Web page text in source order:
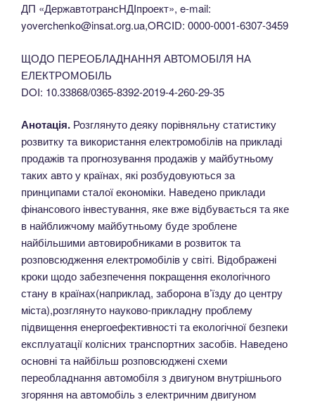
ДП «ДержавтотрансНДІпроект», e-mail:
yoverchenko@insat.org.ua,ORCID: 0000-0001-6307-3459
ЩОДО ПЕРЕОБЛАДНАННЯ АВТОМОБІЛЯ НА
ЕЛЕКТРОМОБІЛЬ
DOI: 10.33868/0365-8392-2019-4-260-29-35
Анотація. Розглянуто деяку порівняльну статистику
розвитку та використання електромобілів на прикладі
продажів та прогнозування продажів у майбутньому
таких авто у країнах, які розбудовуються за
принципами сталої економіки. Наведено приклади
фінансового інвестування, яке вже відбувається та яке
в найближчому майбутньому буде зроблене
найбільшими автовиробниками в розвиток та
розповсюдження електромобілів у світі. Відображені
кроки щодо забезпечення покращення екологічного
стану в країнах(наприклад, заборона в’їзду до центру
міста),розглянуто науково-прикладну проблему
підвищення енергоефективності та екологічної безпеки
експлуатації колісних транспортних засобів. Наведено
основні та найбільш розповсюджені схеми
переобладнання автомобіля з двигуном внутрішнього
згоряння на автомобіль з електричним двигуном